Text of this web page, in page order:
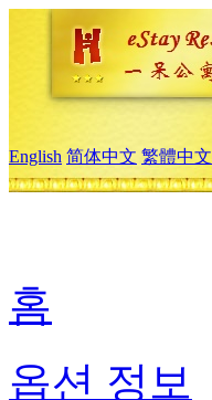
English 简体中文 繁體中文
홈
옵션 정보